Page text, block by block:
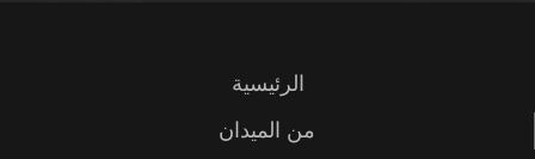
الرئيسية
من الميدان